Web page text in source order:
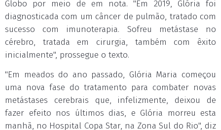
Globo por meio de em nota. "Em 2019, Glória foi
diagnosticada com um câncer de pulmão, tratado com
sucesso com imunoterapia. Sofreu metástase no
cérebro, tratada em cirurgia, também com êxito
inicialmente", prossegue o texto.
"Em meados do ano passado, Glória Maria começou
uma nova fase do tratamento para combater novas
metástases cerebrais que, infelizmente, deixou de
fazer efeito nos últimos dias, e Glória morreu esta
manhã, no Hospital Copa Star, na Zona Sul do Rio", diz